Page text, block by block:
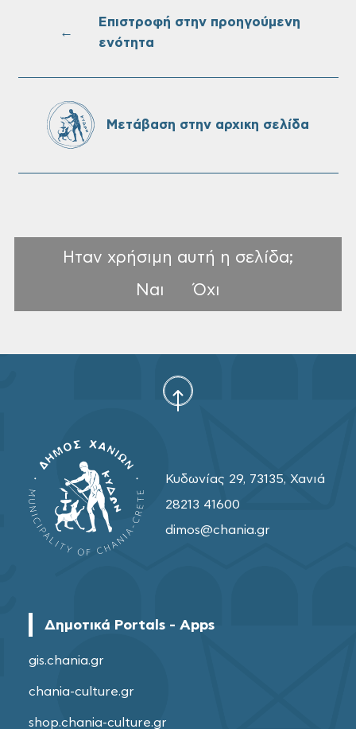
πρόσληψη προσωπικού με σχέση
σχολικών μονάδων
←
Επιστροφή στην προηγούμενη
ενότητα
Μετάβαση στην αρχικη σελίδα
Ηταν χρήσιμη αυτή η σελίδα;
Ναι
Όχι
Κυδωνίας 29, 73135, Χανιά
28213 41600
dimos@chania.gr
Δημοτικά Portals - Apps
gis.chania.gr
chania-culture.gr
shop.chania-culture.gr